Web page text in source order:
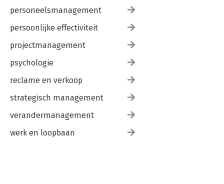
personeelsmanagement
persoonlijke effectiviteit
projectmanagement
psychologie
reclame en verkoop
strategisch management
verandermanagement
werk en loopbaan